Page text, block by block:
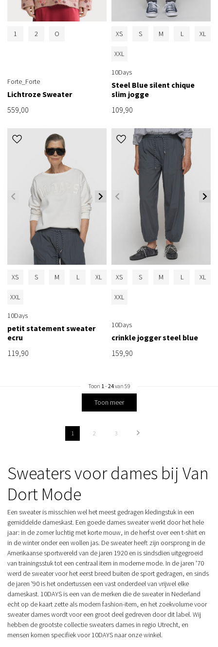
1 2 O
Forte_Forte
Lichtroze Sweater
559,00
XS S M L XL
XXL
10Days
Steel Blue silent chique
slim jogge
109,90
XS S M L XL
XXL
10Days
petit statement sweater
ecru
119,90
XS S M L XL
XXL
10Days
crinkle jogger steel blue
159,90
Toon 1 - 24van 59
Toon meer
1 2 3
Sweaters voor dames bij Van
Dort Mode
Een sweater is misschien wel het meest gedragen kledingstuk in een
gemiddelde dameskast. Een goede dames sweater werkt door het hele
jaar: in de zomer luchtig met korte mouw, in de herfst over een t-shirt en
in de winter onder een wollen jas. De sweater heeft zijn oorsprong in de
Amerikaanse sportwereld van de jaren 1920 en is sindsdien uitgegroeid
van trainingsstuk tot een centraal item in moderne mode. In de jaren '70
werd de sweater voor het eerst breed buiten de sport gedragen, en sinds
de jaren '90 is het ondertussen een vast onderdeel van vrijwel elke
dameskast. 10DAYS is een van de merken die de sweater in Nederland
echt op de kaart zette als modern fashion-item, en het zoekvolume voor
sweater dames wordt voor een groot deel gedreven door dit label. Wij
hebben de grootste collectie sweaters dames in regio Utrecht, en
mensen komen specifiek voor 10DAYS naar onze winkel.